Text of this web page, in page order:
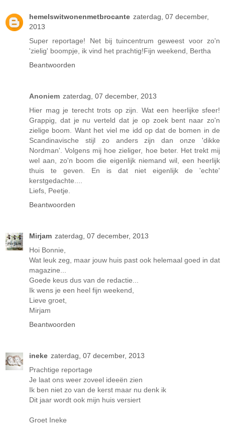
hemelswitwonenmetbrocante zaterdag, 07 december,
2013
Super reportage! Net bij tuincentrum geweest voor zo'n
'zielig' boompje, ik vind het prachtig!Fijn weekend, Bertha
Beantwoorden
Anoniem zaterdag, 07 december, 2013
Hier mag je terecht trots op zijn. Wat een heerlijke sfeer!
Grappig, dat je nu verteld dat je op zoek bent naar zo'n
zielige boom. Want het viel me idd op dat de bomen in de
Scandinavische stijl zo anders zijn dan onze 'dikke
Nordman'. Volgens mij hoe zieliger, hoe beter. Het trekt mij
wel aan, zo'n boom die eigenlijk niemand wil, een heerlijk
thuis te geven. En is dat niet eigenlijk de 'echte'
kerstgedachte....
Liefs, Peetje.
Beantwoorden
Mirjam zaterdag, 07 december, 2013
Hoi Bonnie,
Wat leuk zeg, maar jouw huis past ook helemaal goed in dat
magazine...
Goede keus dus van de redactie...
Ik wens je een heel fijn weekend,
Lieve groet,
Mirjam
Beantwoorden
ineke zaterdag, 07 december, 2013
Prachtige reportage
Je laat ons weer zoveel ideeën zien
Ik ben niet zo van de kerst maar nu denk ik
Dit jaar wordt ook mijn huis versiert
Groet Ineke